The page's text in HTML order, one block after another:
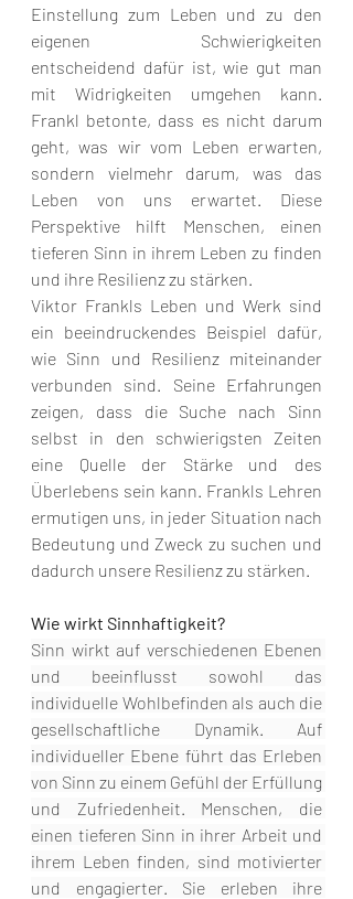
Einstellung zum Leben und zu den
eigenen Schwierigkeiten
entscheidend dafür ist, wie gut man
mit Widrigkeiten umgehen kann.
Frankl betonte, dass es nicht darum
geht, was wir vom Leben erwarten,
sondern vielmehr darum, was das
Leben von uns erwartet. Diese
Perspektive hilft Menschen, einen
tieferen Sinn in ihrem Leben zu finden
und ihre Resilienz zu stärken.
Viktor Frankls Leben und Werk sind
ein beeindruckendes Beispiel dafür,
wie Sinn und Resilienz miteinander
verbunden sind. Seine Erfahrungen
zeigen, dass die Suche nach Sinn
selbst in den schwierigsten Zeiten
eine Quelle der Stärke und des
Überlebens sein kann. Frankls Lehren
ermutigen uns, in jeder Situation nach
Bedeutung und Zweck zu suchen und
dadurch unsere Resilienz zu stärken.
Wie wirkt Sinnhaftigkeit?
Sinn wirkt auf verschiedenen Ebenen
und beeinflusst sowohl das
individuelle Wohlbefinden als auch die
gesellschaftliche Dynamik. Auf
individueller Ebene führt das Erleben
von Sinn zu einem Gefühl der Erfüllung
und Zufriedenheit. Menschen, die
einen tieferen Sinn in ihrer Arbeit und
ihrem Leben finden, sind motivierter
und engagierter. Sie erleben ihre